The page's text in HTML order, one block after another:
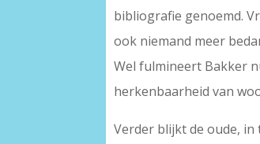
bibliografie genoemd.
ook niemand meer
Wel fulmineert Bakker
herkenbaarheid van
Verder blijkt de oude,